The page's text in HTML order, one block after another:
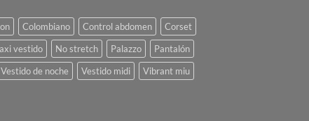
Colombiano Control abdomen
Corset
vestido No stretch Palazzo
Pantalón
Vestido de noche Vestido midi
Vibrant miu